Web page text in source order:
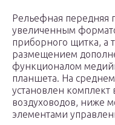
Рельефная передняя
увеличенным
приборного щитка, а
размещением
функционалом
планшета. На
установлен
воздуховодов, ниже
элементами